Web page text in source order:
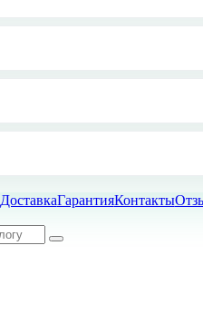
ДоставкаГарантияКонтакты